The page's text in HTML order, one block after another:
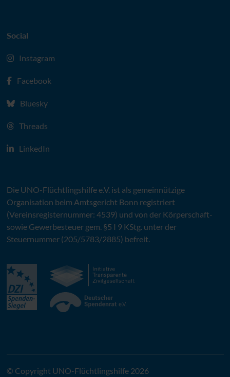
Social
Instagram
Facebook
Bluesky
Threads
LinkedIn
Die UNO-Flüchtlingshilfe e.V.ist als gemeinnützige
Organisation beim Amtsgericht Bonn registriert
(Vereinsregisternummer: 4539) und von der Körperschaft-
sowie Gewerbesteuer gem. §5 I 9 KStg. unter der
Steuernummer (205/5783/2885) befreit.
© Copyright UNO-Flüchtlingshilfe 2026